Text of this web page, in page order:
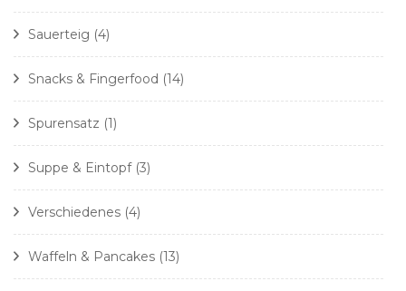
Sauerteig (4)
Snacks & Fingerfood (14)
Spurensatz (1)
Suppe & Eintopf(3)
Verschiedenes (4)
Waffeln & Pancakes (13)